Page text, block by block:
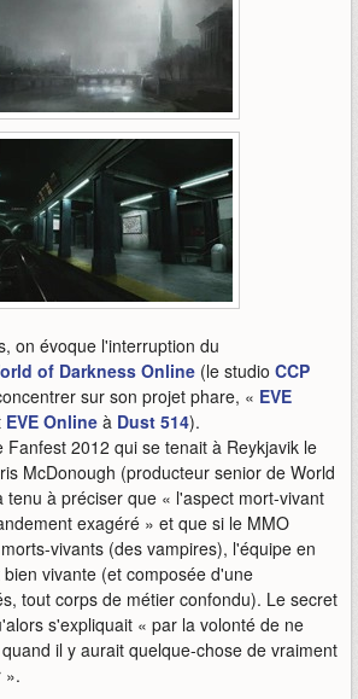
on évoque l'interruption du
of Darkness Online (le studio CCP
sur son projet phare, « EVE
EVE Online à Dust 514).
Fanfest 2012 qui se tenait à Reykjavik le
McDonough (producteur senior de World
tenu à préciser que « l'aspect mort-vivant
exagéré » et que si le MMO
vivants (des vampires), l'équipe en
vivante (et composée d'une
tout corps de métier confondu). Le secret
s'expliquait « par la volonté de ne
il y aurait quelque-chose de vraiment
».